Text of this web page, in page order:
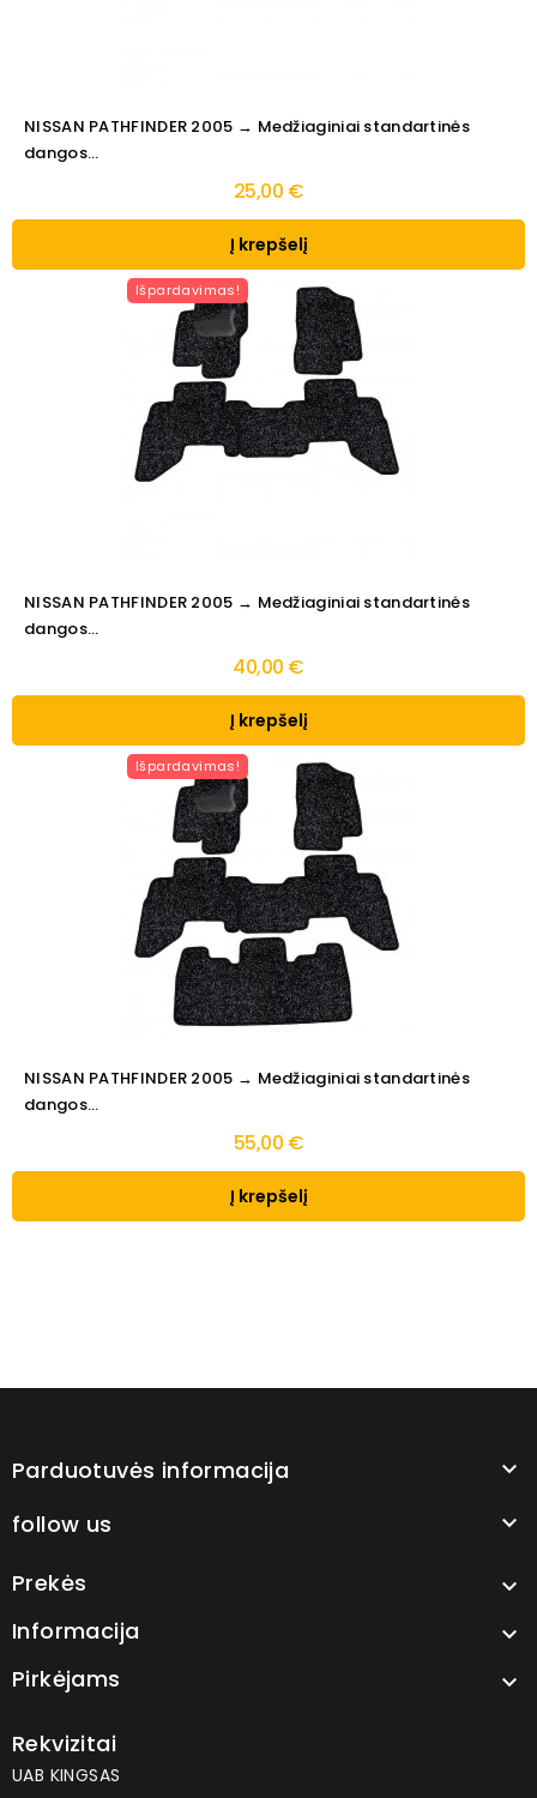
NISSAN PATHFINDER 2005 → Medžiaginiai standartinės
dangos...
25,00 €
Į krepšelį
Išpardavimas!
NISSAN PATHFINDER 2005 → Medžiaginiai standartinės
dangos...
40,00 €
Į krepšelį
Išpardavimas!
NISSAN PATHFINDER 2005 → Medžiaginiai standartinės
dangos...
55,00 €
Į krepšelį
Parduotuvės informacija 
follow us 
Prekės 
Informacija 
Pirkėjams 
Rekvizitai
UAB KINGSAS